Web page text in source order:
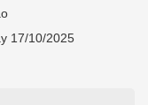
17/10/2025